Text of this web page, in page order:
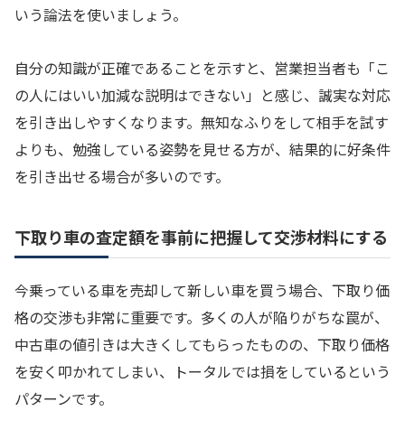
いう論法を使いましょう。
自分の知識が正確であることを示すと、営業担当者も「こ
の人にはいい加減な説明はできない」と感じ、誠実な対応
を引き出しやすくなります。無知なふりをして相手を試す
よりも、勉強している姿勢を見せる方が、結果的に好条件
を引き出せる場合が多いのです。
下取り車の査定額を事前に把握して交渉材料にする
今乗っている車を売却して新しい車を買う場合、下取り価
格の交渉も非常に重要です。多くの人が陥りがちな罠が、
中古車の値引きは大きくしてもらったものの、下取り価格
を安く叩かれてしまい、トータルでは損をしているという
パターンです。